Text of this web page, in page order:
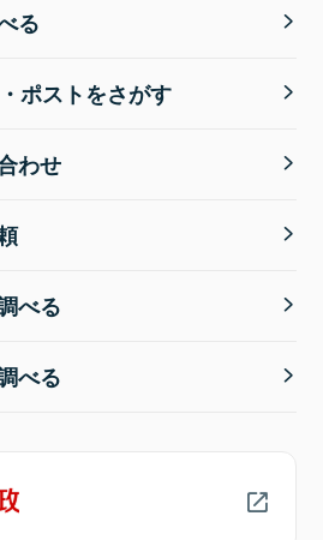
る
ポストをさがす
わせ
べる
べる